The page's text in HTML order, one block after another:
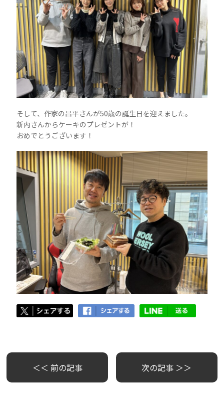
そして、作家の昌平さんが50歳の誕生日を迎えました。
新内さんからケーキのプレゼントが！
おめでとうございます！
＜＜ 前の記事 次の記事 ＞＞